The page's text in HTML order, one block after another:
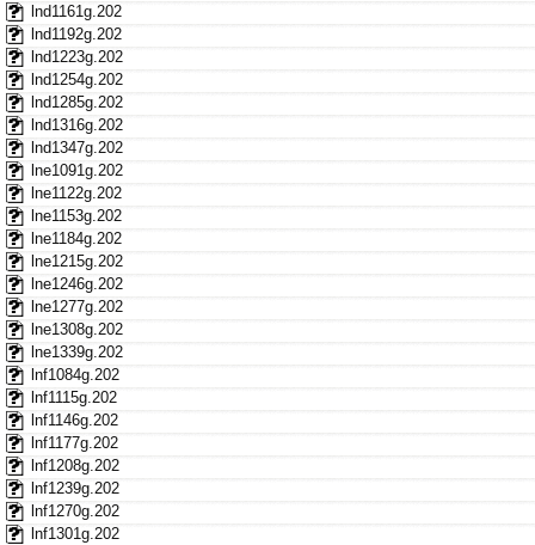
lnd1161g.202
lnd1192g.202
lnd1223g.202
lnd1254g.202
lnd1285g.202
lnd1316g.202
lnd1347g.202
lne1091g.202
lne1122g.202
lne1153g.202
lne1184g.202
lne1215g.202
lne1246g.202
lne1277g.202
lne1308g.202
lne1339g.202
lnf1084g.202
lnf1115g.202
lnf1146g.202
lnf1177g.202
lnf1208g.202
lnf1239g.202
lnf1270g.202
lnf1301g.202